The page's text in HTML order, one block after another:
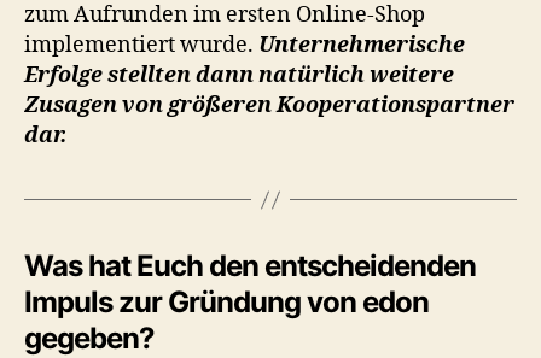
zum Aufrunden im ersten Online-Shop
implementiert wurde. Unternehmerische
Erfolge stellten dann natürlich weitere
Zusagen von größeren Kooperationspartner
dar.
Was hat Euch den entscheidenden
Impuls zur Gründung von edon
gegeben?